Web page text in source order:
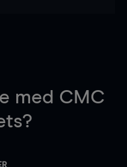
med CMC